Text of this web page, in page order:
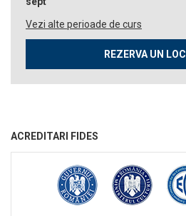
Vezi alte perioade de curs
REZERVA UN LOC
ACREDITARI FIDES